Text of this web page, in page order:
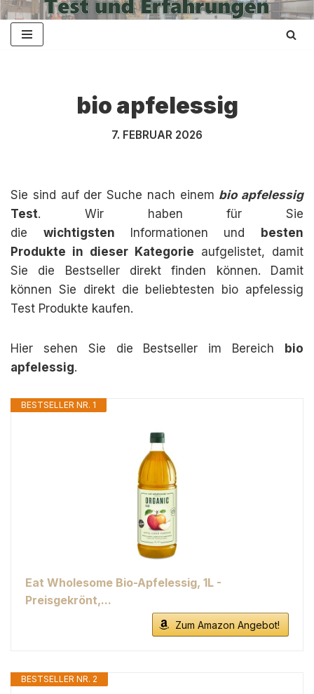
Zum
bio apfelessig
7. FEBRUAR 2026
Sie sind auf der Suche nach einem bio apfelessig
Test. Wir haben für Sie
die wichtigsten Informationen und
besten
Produkte in dieser Kategorie aufgelistet, damit
Sie die Bestseller direkt finden können. Damit
können Sie direkt die beliebtesten bio apfelessig
Test Produkte kaufen.
Hier sehen Sie die Bestseller im Bereich
bio
apfelessig.
BESTSELLER NR. 1
Eat Wholesome Bio-Apfelessig, 1L -
Preisgekrönt,...
Zum Amazon Angebot!
BESTSELLER NR. 2